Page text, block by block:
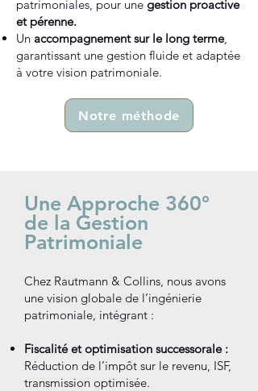
patrimoniales, pour une gestion proactive
et pérenne.
Un accompagnement sur le long terme,
garantissant une gestion fluide et adaptée
à votre vision patrimoniale.
Notre méthode
Une Approche 360°
de la Gestion
Patrimoniale
Chez Rautmann & Collins, nous avons
une vision globale de l’ingénierie
patrimoniale, intégrant :
Fiscalité et optimisation successorale :
Réduction de l’impôt sur le revenu, ISF,
transmission optimisée.